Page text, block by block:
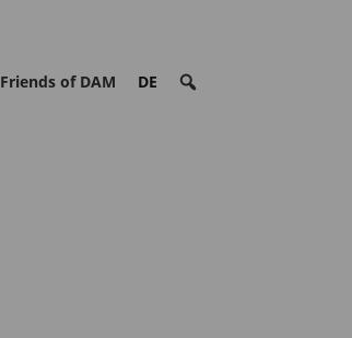
Friends of DAM DE